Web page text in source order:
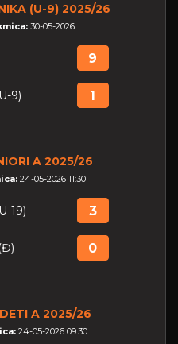
(U-9) 2025/26
30-05-2026
9
9) 1
A 2025/26
24-05-2026 11:30
19) 3
0
A 2025/26
24-05-2026 09:30